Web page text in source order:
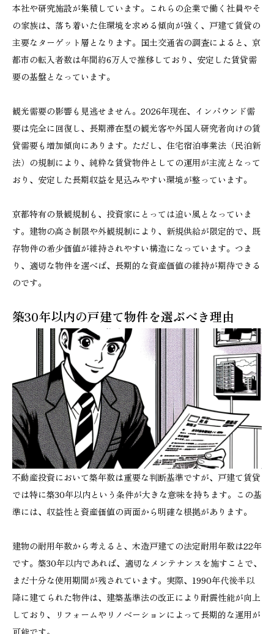
本社や研究施設が集積しています。これらの企業で働く社員やそ
の家族は、落ち着いた住環境を求める傾向が強く、戸建て賃貸の
主要なターゲット層となります。国土交通省の調査によると、京
都市の転入者数は年間約6万人で推移しており、安定した賃貸需
要の基盤となっています。
観光需要の影響も見逃せません。2026年現在、インバウンド需
要は完全に回復し、長期滞在型の観光客や外国人研究者向けの賃
貸需要も増加傾向にあります。ただし、住宅宿泊事業法（民泊新
法）の規制により、純粋な賃貸物件としての運用が主流となって
おり、安定した長期収益を見込みやすい環境が整っています。
京都特有の景観規制も、投資家にとっては追い風となっていま
す。建物の高さ制限や外観規制により、新規供給が限定的で、既
存物件の希少価値が維持されやすい構造になっています。つま
り、適切な物件を選べば、長期的な資産価値の維持が期待できる
のです。
築30年以内の戸建て物件を選ぶべき理由
不動産投資において築年数は重要な判断基準ですが、戸建て賃貸
では特に築30年以内という条件が大きな意味を持ちます。この基
準には、収益性と資産価値の両面から明確な根拠があります。
建物の耐用年数から考えると、木造戸建ての法定耐用年数は22年
です。築30年以内であれば、適切なメンテナンスを施すことで、
まだ十分な使用期間が残されています。実際、1990年代後半以
降に建てられた物件は、建築基準法の改正により耐震性能が向上
しており、リフォームやリノベーションによって長期的な運用が